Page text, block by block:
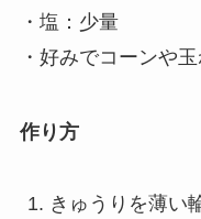
・塩：少量
・好みでコーンや
作り方
きゅうりを薄い